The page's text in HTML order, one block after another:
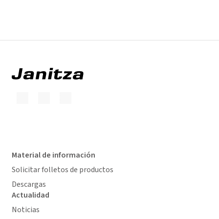
Material de información
Solicitar folletos de productos
Descargas
Actualidad
Noticias